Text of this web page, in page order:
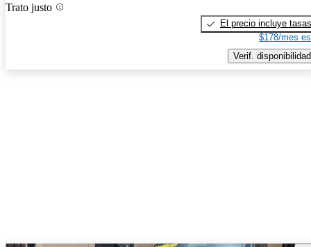
Trato justo
El precio incluye tasas
$178/mes
Verif. disponibilidad